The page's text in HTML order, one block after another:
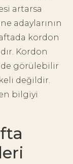
artarsa
adaylarının
kordon
Kordon
görülebilir
değildir.
bilgiyi